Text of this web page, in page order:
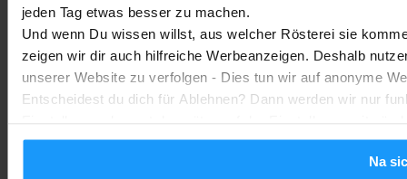
jeden Tag etwas besser zu machen.
Und wenn Du wissen willst, aus welcher Rösterei sie
zeigen wir dir auch hilfreiche Werbeanzeigen. Deshalb
unserer Website zu verfolgen - Dies tun wir auf anonyme
Entscheidest du dich für Ablehnen? Dann werden wir nur
Na
Homematic IP Kamera: Die neue Kamerafamilie im Überblick
Smarte Sicherheit Marc - 1. August 2026